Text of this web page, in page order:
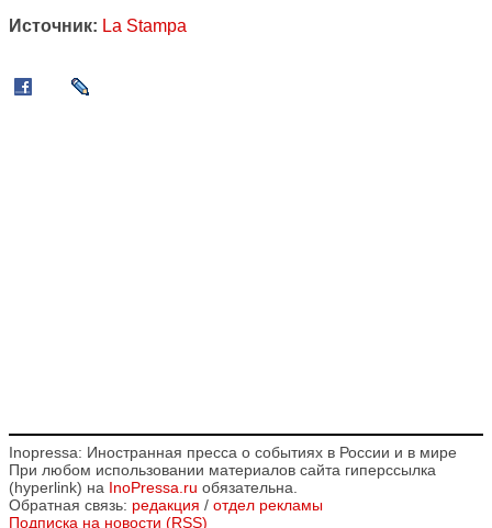
Источник: La Stampa
Inopressa: Иностранная пресса о событиях в России и в мире
При любом использовании материалов сайта гиперссылка
(hyperlink) на InoPressa.ru обязательна.
Обратная связь: редакция / отдел рекламы
Подписка на новости (RSS)